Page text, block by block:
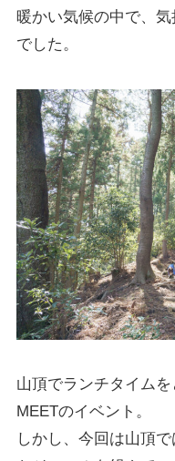
暖かい気候の中で、
でした。
山頂でランチタイム
MEETのイベント。
しかし、今回は山頂